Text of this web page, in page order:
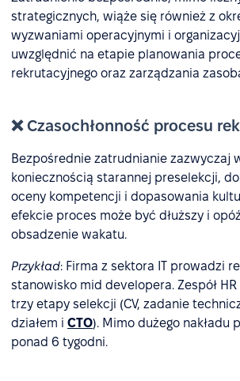
strategicznych, wiąże się również z
wyzwaniami operacyjnymi i
uwzględnić na etapie planowania
rekrutacyjnego oraz zarządzania
❌ Czasochłonność procesu
Bezpośrednie zatrudnianie zazwyczaj
koniecznością starannej preselekcji,
oceny kompetencji i dopasowania
efekcie proces może być dłuższy i
obsadzenie wakatu.
Przykład: Firma z sektora IT prowadzi
stanowisko mid developera. Zespół
trzy etapy selekcji (CV, zadanie
działem i CTO). Mimo dużego nakładu
ponad 6 tygodni.